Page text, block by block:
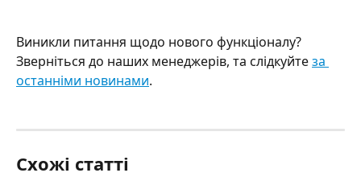
Виникли питання щодо нового функціоналу?
Зверніться до наших менеджерів, та слідкуйте за
останніми новинами.
Схожі статті